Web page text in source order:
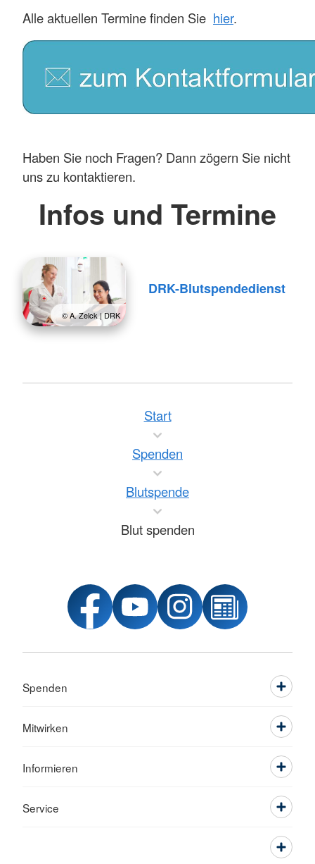
Alle aktuellen Termine finden Sie hier.
Haben Sie noch Fragen? Dann zögern Sie nicht
uns zu kontaktieren.
Infos und Termine
© A. Zelck | DRK
DRK-Blutspendedienst
Start
Spenden
Blutspende
Blut spenden
Spenden
Mitwirken
Informieren
Service